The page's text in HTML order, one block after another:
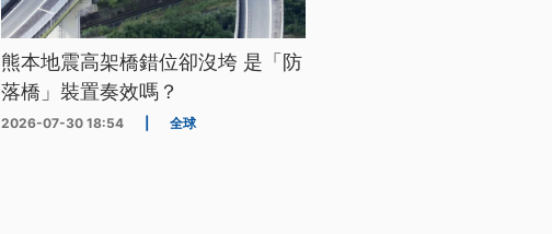
熊本地震高架橋錯位卻沒垮 是「防
落橋」裝置奏效嗎？
2026-07-30 18:54 全球